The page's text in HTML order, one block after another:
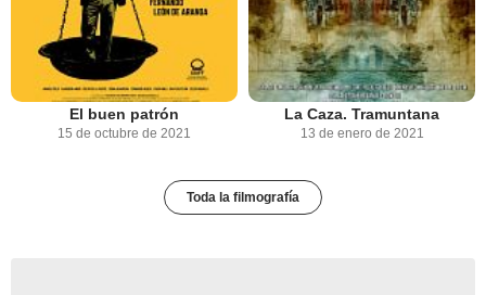
El buen patrón
15 de octubre de 2021
La Caza. Tramuntana
13 de enero de 2021
Toda la filmografía